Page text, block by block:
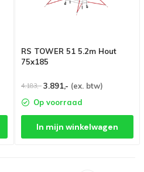
RS TOWER 51 5.2m Hout
75x185
4.183,- 3.891,- (ex. btw)
Op voorraad
In mijn winkelwagen